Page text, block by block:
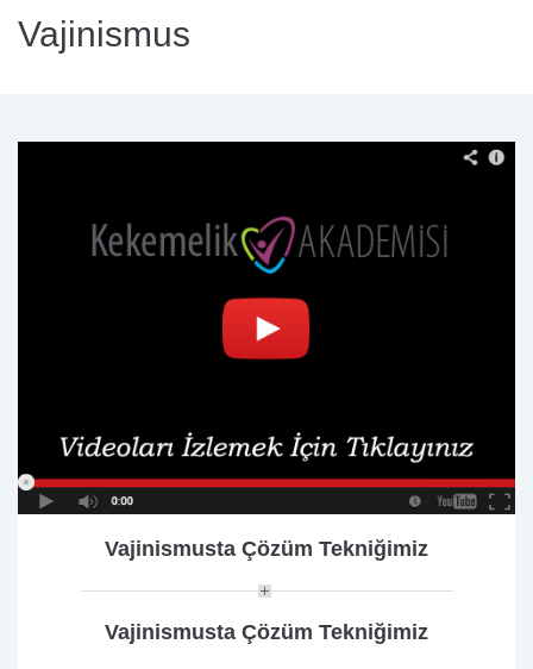
Vajinismus
Vajinismusta Çözüm Tekniğimiz
Vajinismusta Çözüm Tekniğimiz